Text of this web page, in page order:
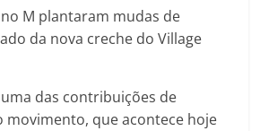
M plantaram mudas de
da nova creche do Village
das contribuições de
movimento, que acontece hoje